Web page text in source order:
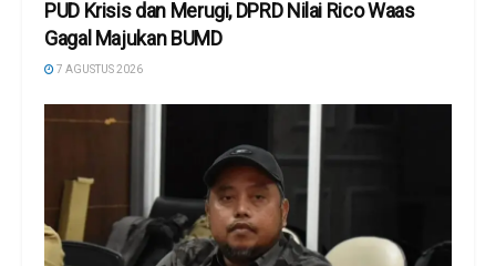
PUD Krisis dan Merugi, DPRD Nilai Rico Waas
Gagal Majukan BUMD
7 AGUSTUS 2026